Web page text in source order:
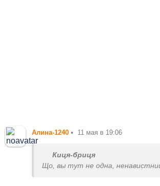
Алина-1240 • 11 мая в 19:06
Киця-бриця
Що, вы тут не одна,